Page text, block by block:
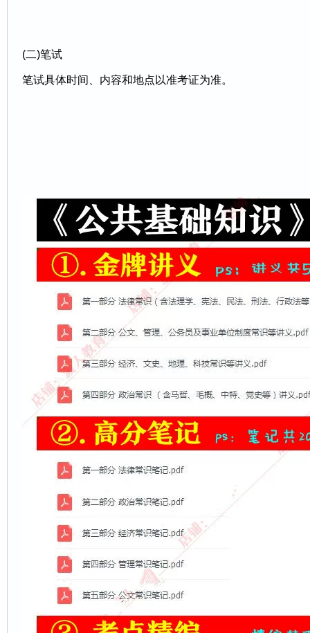
(二)笔试
笔试具体时间、内容和地点以准考证为准。